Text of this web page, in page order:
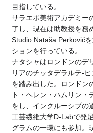
目指している。
サラエボ美術アカデミー
了し、現在は助教授を務
Studio Nataša Perković
ションを行っている。
ナタシャはロンドンのデ
リアのチッタデラルテ-
を踏み出した。ロンドン
ト・ヘレン・ハムリン
をし、インクルーシブの
工芸繊維大学D-Labで発
グラムの一環にも参加。